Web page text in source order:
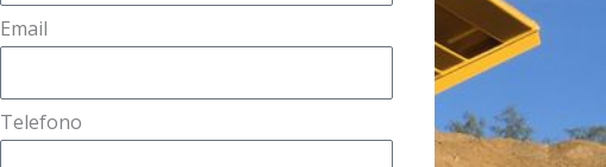
Email
Telefono